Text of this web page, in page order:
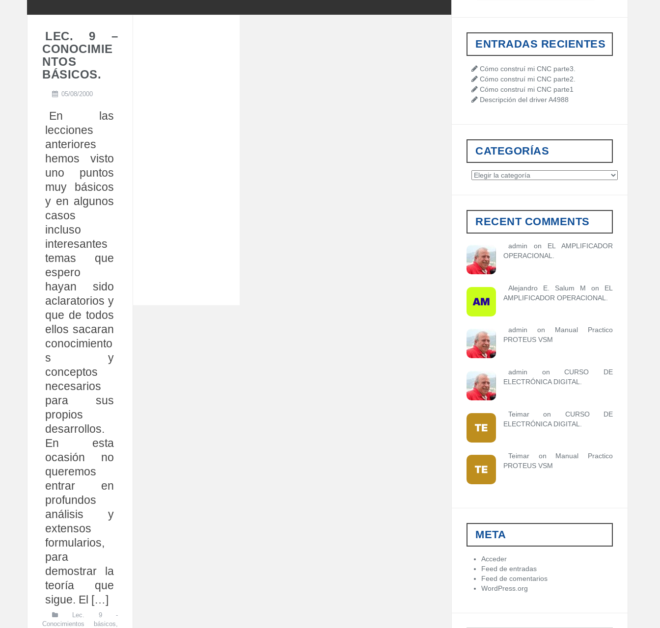
LEC. 9 –
CONOCIMIE
NTOS
BÁSICOS.
05/08/2000
En las
lecciones
anteriores
hemos visto
uno puntos
muy básicos
y en algunos
casos
incluso
interesantes
temas que
espero
hayan sido
aclaratorios y
que de todos
ellos sacaran
conocimiento
s y
conceptos
necesarios
para sus
propios
desarrollos.
En esta
ocasión no
queremos
entrar en
profundos
análisis y
extensos
formularios,
para
demostrar la
teoría que
sigue. El […]
Lec. 9 -
Conocimientos básicos,
h
f
o
r
:
ENTRADAS RECIENTES
Cómo construí mi CNC parte3.
Cómo construí mi CNC parte2.
Cómo construí mi CNC parte1
Descripción del driver A4988
CATEGORÍAS
C
r
a
s
RECENT COMMENTS
admin on EL AMPLIFICADOR
OPERACIONAL.
Alejandro E. Salum M on EL
AMPLIFICADOR OPERACIONAL.
admin on Manual Practico
PROTEUS VSM
admin onCURSO DE
ELECTRÓNICA DIGITAL.
Teimar on CURSO DE
ELECTRÓNICA DIGITAL.
Teimar on Manual Practico
PROTEUS VSM
META
Acceder
Feed de entradas
Feed de comentarios
WordPress.org